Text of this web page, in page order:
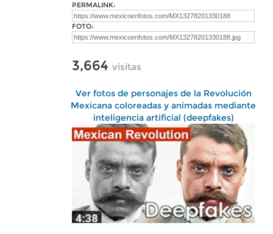
PERMALINK:
FOTO:
3,664 visitas
Ver fotos de personajes de la Revolución
Mexicana coloreadas y animadas mediante
inteligencia artificial (deepfakes)